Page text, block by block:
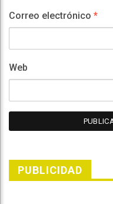
Correo electrónico *
Web
PUBLICIDAD